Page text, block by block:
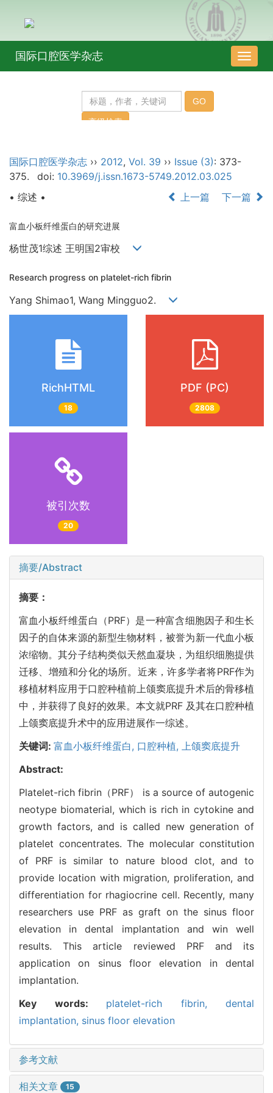
导
航
国际口腔医学杂志
国际口腔医学杂志 ›› 2012, Vol. 39 ›› Issue (3): 373-
375.
doi: 10.3969/j.issn.1673-5749.2012.03.025
• 综述 •
上一篇 下一篇
富血小板纤维蛋白的研究进展
杨世茂1综述 王明国2审校
Research progress on platelet-rich fibrin
Yang Shimao1, Wang Mingguo2.
RichHTML
18
PDF (PC)
2808
被引次数
20
摘要/Abstract
摘要：
富血小板纤维蛋白（PRF）是一种富含细胞因子和生长
因子的自体来源的新型生物材料，被誉为新一代血小板
浓缩物。其分子结构类似天然血凝块，为组织细胞提供
迁移、增殖和分化的场所。近来，许多学者将PRF作为
移植材料应用于口腔种植前上颌窦底提升术后的骨移植
中，并获得了良好的效果。本文就PRF 及其在口腔种植
上颌窦底提升术中的应用进展作一综述。
关键词: 富血小板纤维蛋白, 口腔种植,
上颌窦底提升
Abstract:
Platelet-rich fibrin（PRF） is a source of autogenic
neotype biomaterial, which is rich in cytokine and
growth factors, and is called new generation of
platelet concentrates. The molecular constitution
of PRF is similar to nature blood clot, and to
provide location with migration, proliferation, and
differentiation for rhagiocrine cell. Recently, many
researchers use PRF as graft on the sinus floor
elevation in dental implantation and win well
results. This article reviewed PRF and its
application on sinus floor elevation in dental
implantation.
Key words: platelet-rich fibrin, dental
implantation, sinus floor elevation
参考文献
相关文章 15